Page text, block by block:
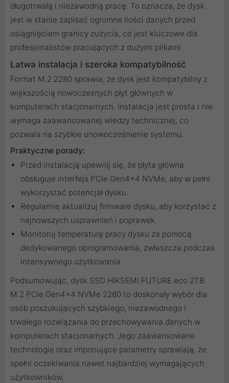
długotrwałą i niezawodną pracę. To oznacza, że dysk
jest w stanie zapisać ogromne ilości danych przed
osiągnięciem granicy zużycia, co jest kluczowe dla
profesjonalistów pracujących z dużymi plikami.
Łatwa instalacja i szeroka kompatybilność
Format M.2 2280 sprawia, że dysk jest kompatybilny z
większością nowoczesnych płyt głównych w
komputerach stacjonarnych. Instalacja jest prosta i nie
wymaga zaawansowanej wiedzy technicznej, co
pozwala na szybkie unowocześnienie systemu.
Praktyczne porady:
Przed instalacją upewnij się, że płyta główna
obsługuje interfejs PCIe Gen4x4 NVMe, aby w pełni
wykorzystać potencjał dysku.
Regularnie aktualizuj firmware dysku, aby korzystać z
najnowszych usprawnień i poprawek.
Monitoruj temperaturę pracy dysku za pomocą
dedykowanego oprogramowania, zwłaszcza podczas
intensywnego użytkowania.
Podsumowując, dysk SSD HIKSEMI FUTURE eco 2TB
M.2 PCIe Gen4x4 NVMe 2280 to doskonały wybór dla
osób poszukujących szybkiego, niezawodnego i
trwałego rozwiązania do przechowywania danych w
komputerach stacjonarnych. Jego zaawansowane
technologie oraz imponujące parametry sprawiają, że
spełni oczekiwania nawet najbardziej wymagających
użytkowników.